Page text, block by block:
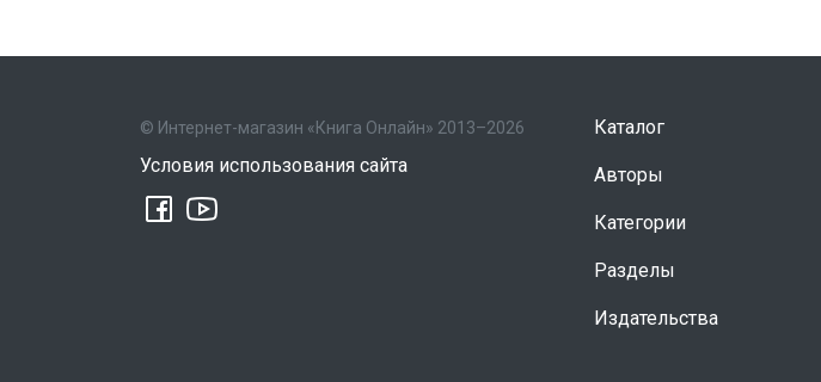
© Интернет-магазин «Книга Онлайн» 2013–2026
Условия использования сайта
Каталог
Авторы
Категории
Разделы
Издательства